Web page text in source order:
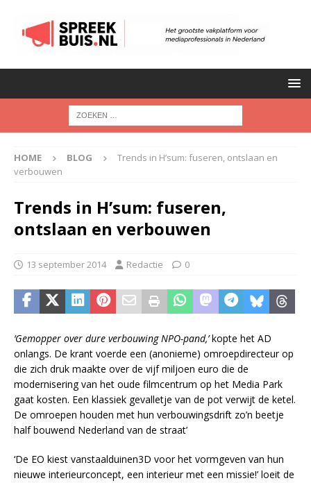
HOME BLOG
Trends in H’sum: fuseren, ontslaan en
verbouwen
Trends in H’sum: fuseren,
ontslaan en verbouwen
13 september 2014 Redactie 0
‘Gemopper over dure verbouwing NPO-pand,’kopte het AD
onlangs. De krant voerde een (anonieme) omroepdirecteur op
die zich druk maakte over de vijf miljoen euro die de
modernisering van het oude filmcentrum op het Media Park
gaat kosten. Een klassiek gevalletje van de pot verwijt de ketel.
De omroepen houden met hun verbouwingsdrift zo’n beetje
half bouwend Nederland van de straat’
‘De EO kiest vanstaalduinen3D voor het vormgeven van hun
nieuwe interieurconcept, een interieur met een missie!’ loeit de